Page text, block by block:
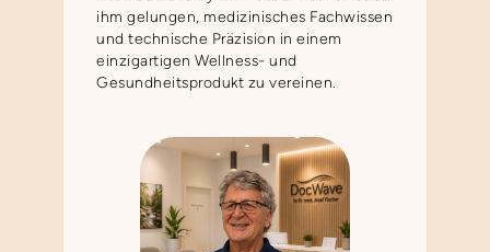
ihm gelungen, medizinisches Fachwissen
und technische Präzision in einem
einzigartigen Wellness- und
Gesundheitsprodukt zu vereinen.